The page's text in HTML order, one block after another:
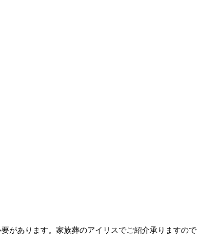
があります。家族葬のアイリスでご紹介承りますので